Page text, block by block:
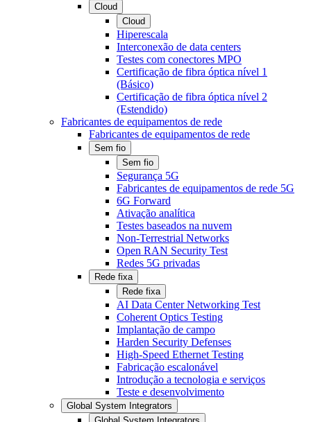
Cloud
Cloud
Hiperescala
Interconexão de data centers
Testes com conectores MPO
Certificação de fibra óptica nível 1
(Básico)
Certificação de fibra óptica nível 2
(Estendido)
Fabricantes de equipamentos de rede
Fabricantes de equipamentos de rede
Sem fio
Sem fio
Segurança 5G
Fabricantes de equipamentos de rede 5G
6G Forward
Ativação analítica
Testes baseados na nuvem
Non-Terrestrial Networks
Open RAN Security Test
Redes 5G privadas
Rede fixa
Rede fixa
AI Data Center Networking Test
Coherent Optics Testing
Implantação de campo
Harden Security Defenses
High-Speed Ethernet Testing
Fabricação escalonável
Introdução a tecnologia e serviços
Teste e desenvolvimento
Global System Integrators